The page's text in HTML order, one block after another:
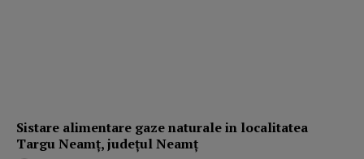
Sistare alimentare gaze naturale in localitatea
Targu Neamț, județul Neamț